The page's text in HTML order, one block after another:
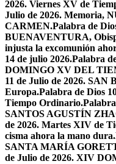
2026. Viernes XV de
Julio de 2026. Memoria,
CARMEN.Palabra de
BUENAVENTURA,
injusta la excomunión
14 de julio 2026.Palabra
DOMINGO XV DEL
11 de Julio de 2026.
Europa.Palabra de Dios
Tiempo Ordinario.
SANTOS AGUSTÍN
de 2026. Martes XIV de
cisma ahora la mano dura.
SANTA MARÍA
de Julio de 2026. XIV